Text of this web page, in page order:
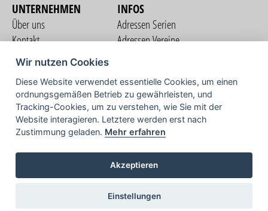
UNTERNEHMEN
Über uns
Kontakt
Nutzungsbedingungen
Datenschutzerklärung
Impressum
INFOS
Adressen Serien
Adressen Vereine
COMMUNITY
TV
Wir nutzen Cookies
Diese Website verwendet essentielle Cookies, um einen
ordnungsgemäßen Betrieb zu gewährleisten, und
Tracking-Cookies, um zu verstehen, wie Sie mit der
Website interagieren. Letztere werden erst nach
Zustimmung geladen. Mehr erfahren
Akzeptieren
Einstellungen